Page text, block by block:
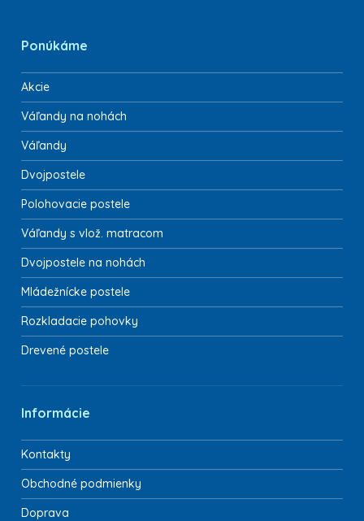
Ponúkáme
Akcie
Váľandy na nohách
Váľandy
Dvojpostele
Polohovacie postele
Váľandy s vlož. matracom
Dvojpostele na nohách
Mládežnícke postele
Rozkladacie pohovky
Drevené postele
Informácie
Kontakty
Obchodné podmienky
Doprava